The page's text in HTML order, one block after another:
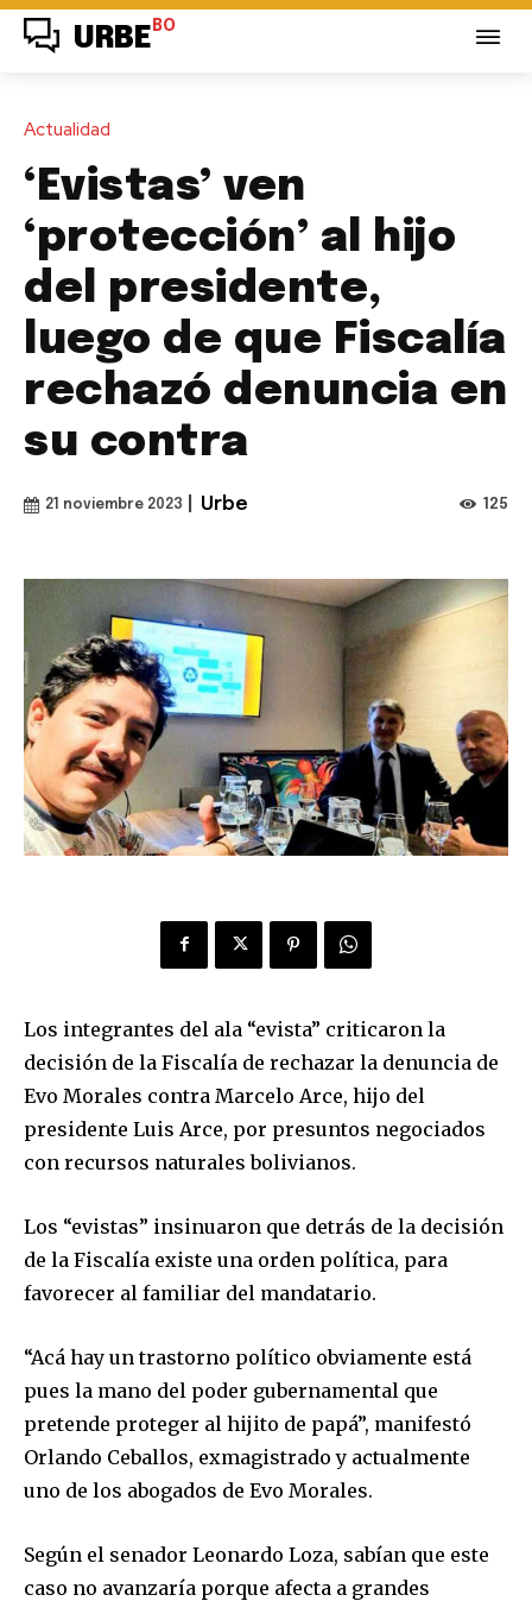
URBE BO
Actualidad
‘Evistas’ ven
‘protección’ al hijo
del presidente,
luego de que Fiscalía
rechazó denuncia en
su contra
21 noviembre 2023 Urbe 125
Los integrantes del ala “evista” criticaron la
decisión de la Fiscalía de rechazar la denuncia de
Evo Morales contra Marcelo Arce, hijo del
presidente Luis Arce, por presuntos negociados
con recursos naturales bolivianos.
Los “evistas” insinuaron que detrás de la decisión
de la Fiscalía existe una orden política, para
favorecer al familiar del mandatario.
“Acá hay un trastorno político obviamente está
pues la mano del poder gubernamental que
pretende proteger al hijito de papá”, manifestó
Orlando Ceballos, exmagistrado y actualmente
uno de los abogados de Evo Morales.
Según el senador Leonardo Loza, sabían que este
caso no avanzaría porque afecta a grandes